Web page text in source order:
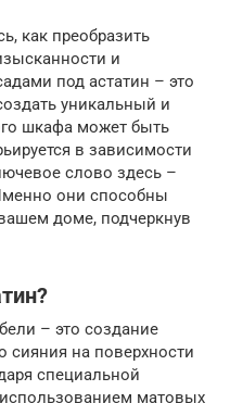
как преобразить
и
под астатин – это
уникальный и
шкафа может быть
в зависимости
слово здесь –
они способны
доме, подчеркнув
– это создание
сияния на поверхности
специальной
использованием матовых